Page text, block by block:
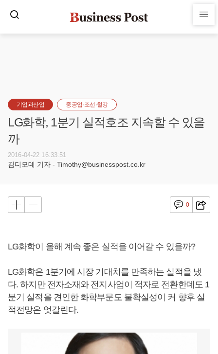
기업과산업 중공업·조선·철강
LG화학, 1분기 실적호조 지속할 수 있을
까
2016-04-22 16:33:51
김디모데 기자 - Timothy@businesspost.co.kr
0
LG화학이 올해 계속 좋은 실적을 이어갈 수 있을까?
LG화학은 1분기에 시장 기대치를 만족하는 실적을 냈
다. 하지만 전자소재와 전지사업이 적자로 전환한데도 1
분기 실적을 견인한 화학부문도 불확실성이 커 향후 실
적전망은 엇갈린다.